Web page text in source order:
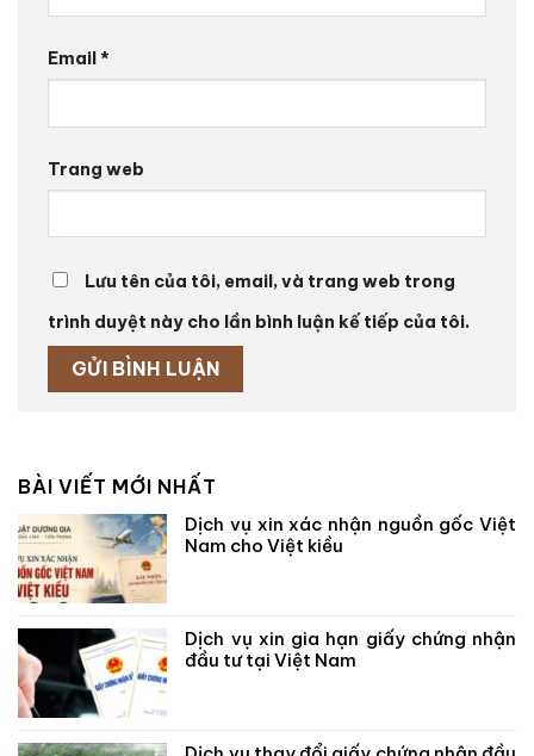
Email*
Trang web
Lưu tên của tôi, email, và trang web trong
trình duyệt này cho lần bình luận kế tiếp của tôi.
BÀI VIẾT MỚI NHẤT
Dịch vụ xin xác nhận nguồn gốc Việt
Nam cho Việt kiều
Dịch vụ xin gia hạn giấy chứng nhận
đầu tư tại Việt Nam